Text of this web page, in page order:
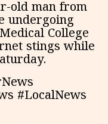
old man from
undergoing
College
stings while
#LocalNews